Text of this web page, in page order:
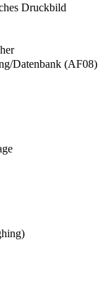
Druckbild
Datenbank (AF08)